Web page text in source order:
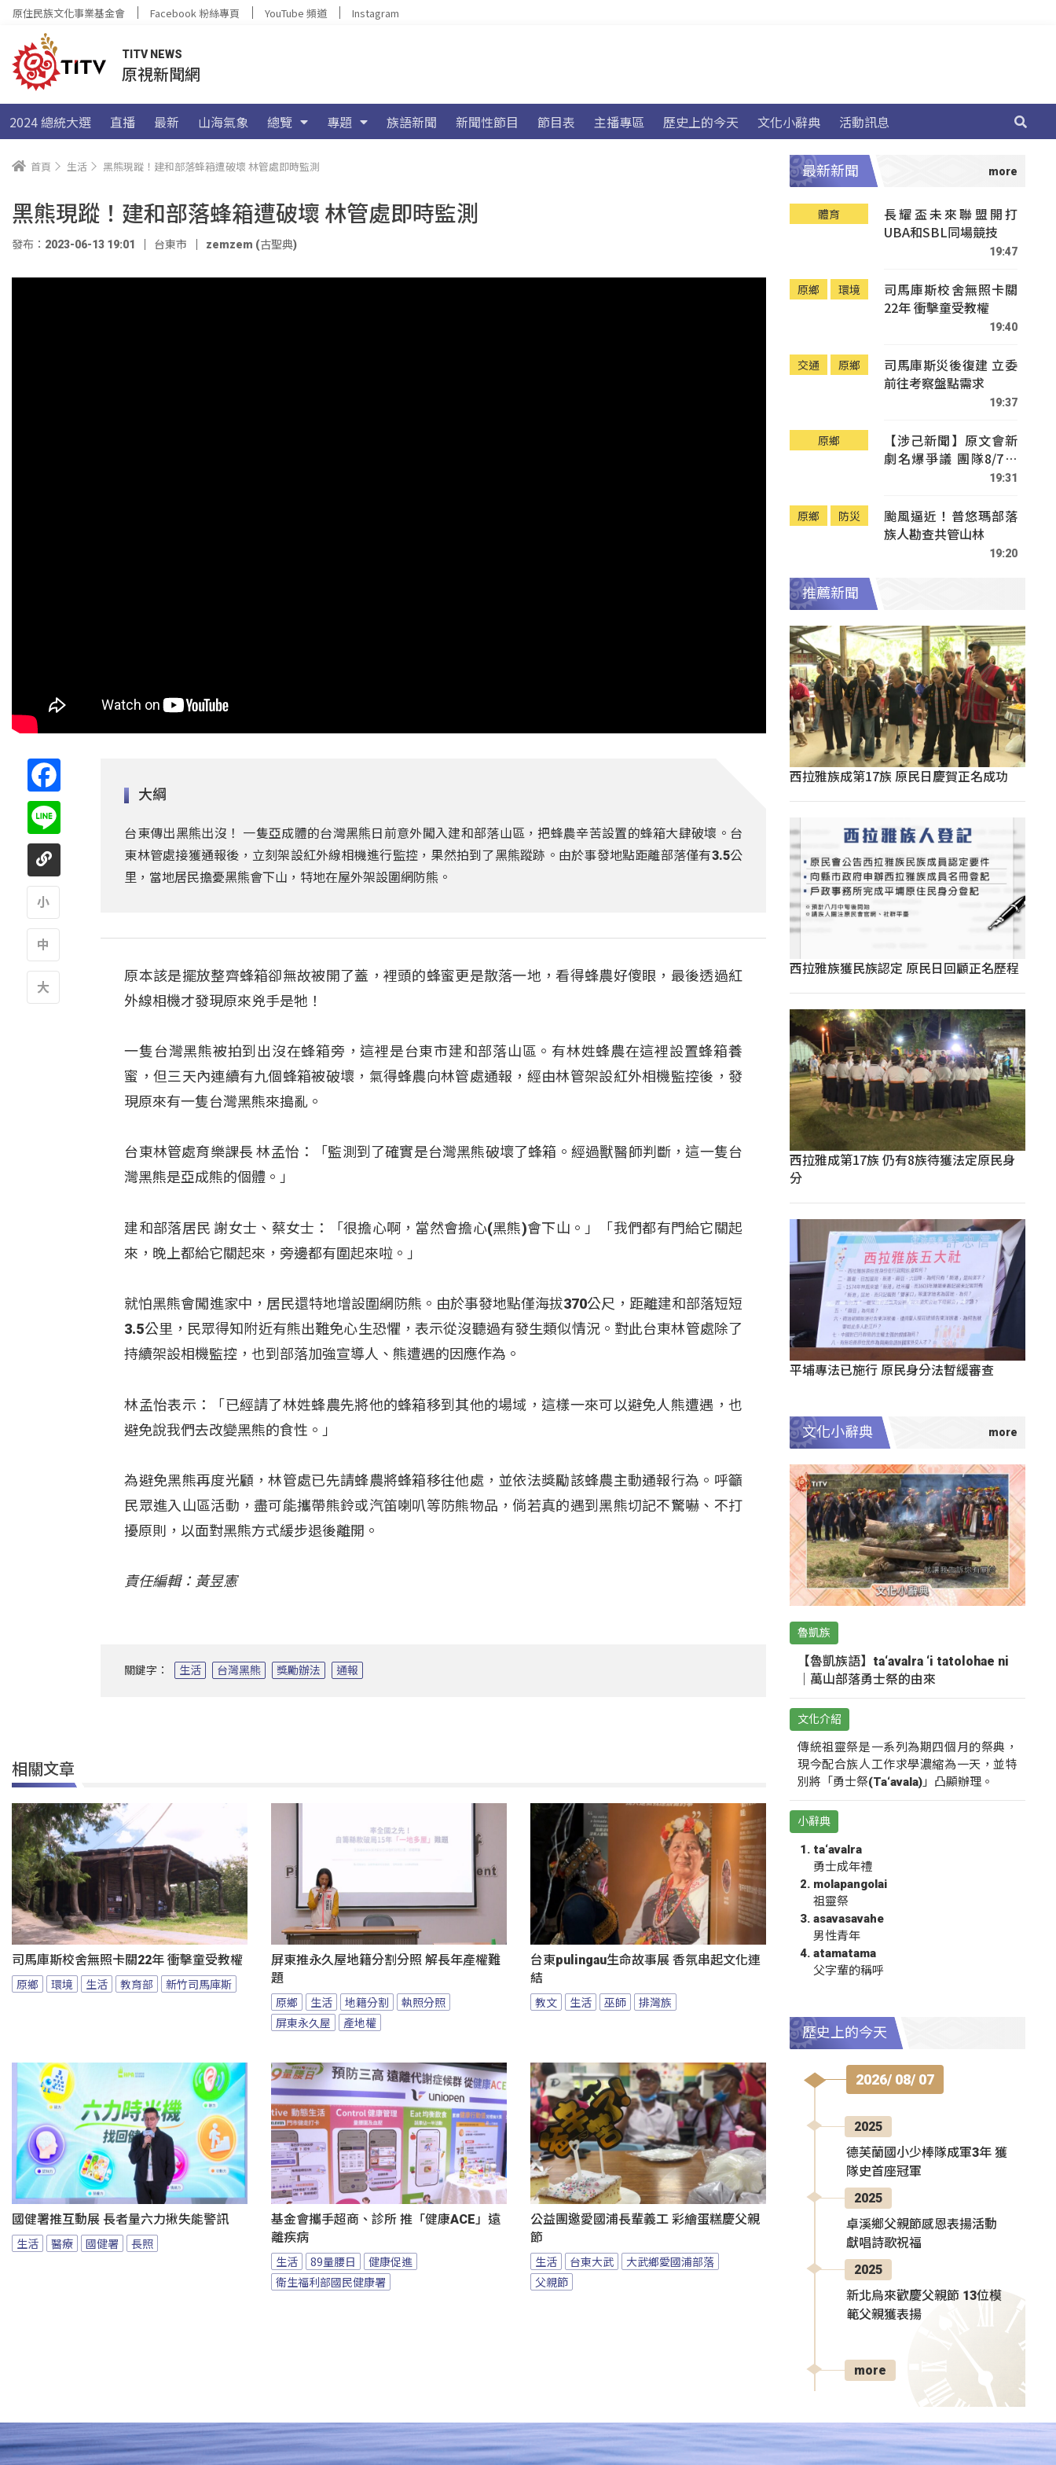
原住民族文化事業基金會 Facebook 粉絲專頁 YouTube 頻道 Instagram
TITV NEWS
原視新聞網
2024 總統大選 直播 最新 山海氣象 總覽 專題 族語新聞 新聞性節目 節目表 主播專區 歷史上的今天 文化小辭典 活動訊息
首頁 生活 黑熊現蹤！建和部落蜂箱遭破壞 林管處即時監測
黑熊現蹤！建和部落蜂箱遭破壞 林管處即時監測
發布：2023-06-13 19:01 台東市 zemzem (古聖典)
大綱
台東傳出黑熊出沒！ 一隻亞成體的台灣黑熊日前意外闖入建和部落山區，把蜂農辛苦設置的蜂箱大肆破壞。台
東林管處接獲通報後，立刻架設紅外線相機進行監控，果然拍到了黑熊蹤跡。由於事發地點距離部落僅有3.5公
里，當地居民擔憂黑熊會下山，特地在屋外架設圍網防熊。
原本該是擺放整齊蜂箱卻無故被開了蓋，裡頭的蜂蜜更是散落一地，看得蜂農好傻眼，最後透過紅
外線相機才發現原來兇手是牠！
一隻台灣黑熊被拍到出沒在蜂箱旁，這裡是台東市建和部落山區。有林姓蜂農在這裡設置蜂箱養
蜜，但三天內連續有九個蜂箱被破壞，氣得蜂農向林管處通報，經由林管架設紅外相機監控後，發
現原來有一隻台灣黑熊來搗亂。
台東林管處育樂課長 林孟怡：「監測到了確實是台灣黑熊破壞了蜂箱。經過獸醫師判斷，這一隻台
灣黑熊是亞成熊的個體。」
建和部落居民 謝女士、蔡女士：「很擔心啊，當然會擔心(黑熊)會下山。」「我們都有門給它關起
來，晚上都給它關起來，旁邊都有圍起來啦。」
就怕黑熊會闖進家中，居民還特地增設圍網防熊。由於事發地點僅海拔370公尺，距離建和部落短短
3.5公里，民眾得知附近有熊出難免心生恐懼，表示從沒聽過有發生類似情況。對此台東林管處除了
持續架設相機監控，也到部落加強宣導人、熊遭遇的因應作為。
林孟怡表示：「已經請了林姓蜂農先將他的蜂箱移到其他的場域，這樣一來可以避免人熊遭遇，也
避免說我們去改變黑熊的食性。」
為避免黑熊再度光顧，林管處已先請蜂農將蜂箱移往他處，並依法獎勵該蜂農主動通報行為。呼籲
民眾進入山區活動，盡可能攜帶熊鈴或汽笛喇叭等防熊物品，倘若真的遇到黑熊切記不驚嚇、不打
擾原則，以面對黑熊方式緩步退後離開。
責任編輯：黃昱憲
關鍵字： 生活 台灣黑熊 獎勵辦法 通報
相關文章
司馬庫斯校舍無照卡關22年 衝擊童受教權
原鄉 環境 生活 教育部 新竹司馬庫斯
屏東推永久屋地籍分割分照 解長年產權難
題
原鄉 生活 地籍分割
執照分照
屏東永久屋
產地權
台東pulingau生命故事展 香氛串起文化連
結
教文 生活 巫師 排灣族
國健署推互動展 長者量六力揪失能警訊
生活 醫療 國健署 長照
基金會攜手超商、診所 推「健康ACE」遠
離疾病
生活 89量腰日
健康促進
衛生福利部國民健康署
公益團邀愛國浦長輩義工 彩繪蛋糕慶父親
節
生活 台東大武
大武鄉愛國浦部落
父親節
最新新聞
體育
長耀盃未來聯盟開打
UBA和SBL同場競技
19:47
原鄉 環境
司馬庫斯校舍無照卡關
22年 衝擊童受教權
19:40
交通 原鄉
司馬庫斯災後復建 立委
前往考察盤點需求
19:37
原鄉
【涉己新聞】原文會新
劇名爆爭議 團隊8/7赴
19:31
原鄉 防災
颱風逼近！普悠瑪部落
族人勘查共管山林
19:20
推薦新聞
西拉雅族成第17族 原民日慶賀正名成功
西拉雅族獲民族認定 原民日回顧正名歷程
西拉雅成第17族 仍有8族待獲法定原民身
分
平埔專法已施行 原民身分法暫緩審查
文化小辭典
魯凱族
【魯凱族語】ta‘avalra ‘i tatolohae ni
｜萬山部落勇士祭的由來
文化介紹
傳統祖靈祭是一系列為期四個月的祭典，
現今配合族人工作求學濃縮為一天，並特
別將「勇士祭(Ta‘avala)」凸顯辦理。
小辭典
ta‘avalra
勇士成年禮
molapangolai
祖靈祭
asavasavahe
男性青年
atamatama
父字輩的稱呼
歷史上的今天
2026/ 08/ 07
2025
德芙蘭國小少棒隊成軍3年 獲
隊史首座冠軍
2025
卓溪鄉父親節感恩表揚活動
獻唱詩歌祝福
2025
新北烏來歡慶父親節 13位模
範父親獲表揚
more